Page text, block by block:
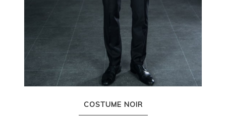
COSTUME NOIR